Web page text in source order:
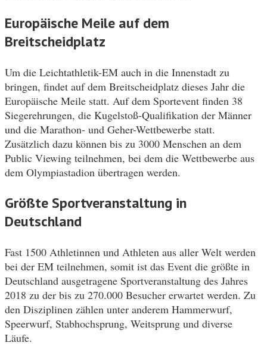
Europäische Meile auf dem
Breitscheidplatz
Um die Leichtathletik-EM auch in die Innenstadt zu
bringen, findet auf dem Breitscheidplatz dieses Jahr die
Europäische Meile statt. Auf dem Sportevent finden 38
Siegerehrungen, die Kugelstoß-Qualifikation der Männer
und die Marathon- und Geher-Wettbewerbe statt.
Zusätzlich dazu können bis zu 3000 Menschen an dem
Public Viewing teilnehmen, bei dem die Wettbewerbe aus
dem Olympiastadion übertragen werden.
Größte Sportveranstaltung in
Deutschland
Fast 1500 Athletinnen und Athleten aus aller Welt werden
bei der EM teilnehmen, somit ist das Event die größte in
Deutschland ausgetragene Sportveranstaltung des Jahres
2018 zu der bis zu 270.000 Besucher erwartet werden. Zu
den Disziplinen zählen unter anderem Hammerwurf,
Speerwurf, Stabhochsprung, Weitsprung und diverse
Läufe.